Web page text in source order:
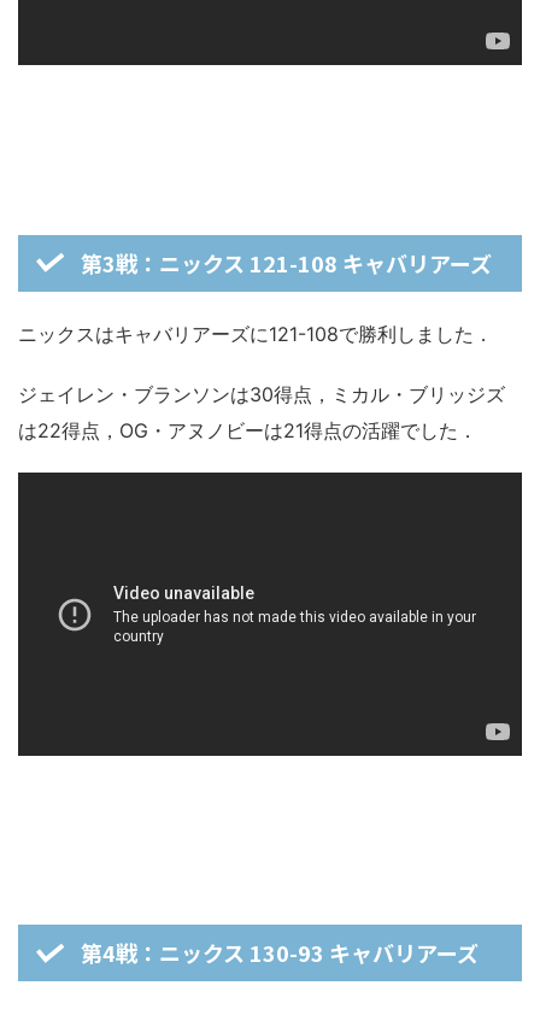
第3戦：ニックス 121-108 キャバリアーズ
ニックスはキャバリアーズに121-108で勝利しました．
ジェイレン・ブランソンは30得点，ミカル・ブリッジズ
は22得点，OG・アヌノビーは21得点の活躍でした．
第4戦：ニックス 130-93 キャバリアーズ